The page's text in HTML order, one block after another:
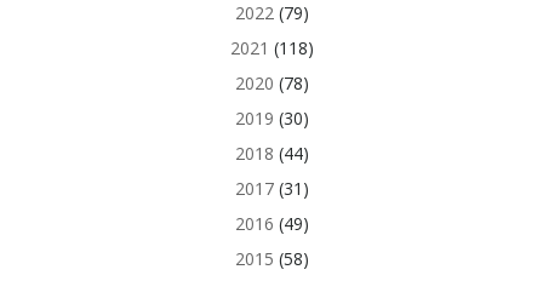
2022(79)
2021 (118)
2020 (78)
2019 (30)
2018 (44)
2017(31)
2016 (49)
2015 (58)